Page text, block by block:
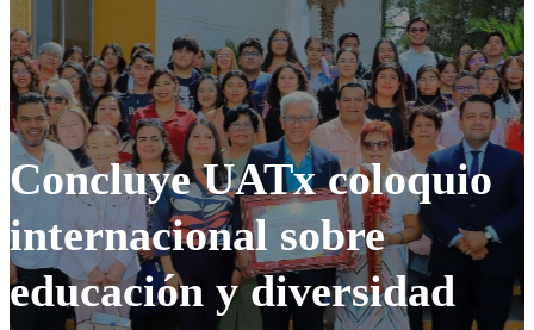
Concluye UATx coloquio
internacional sobre
educación y diversidad